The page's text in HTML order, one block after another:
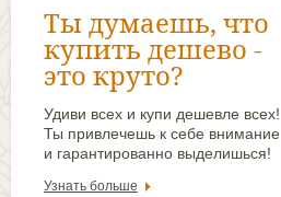
Ты думаешь, что
купить дешево -
это круто?
Удиви всех и купи дешевле всех!
Ты привлечешь к себе внимание
и гарантированно выделишься!
Узнать больше